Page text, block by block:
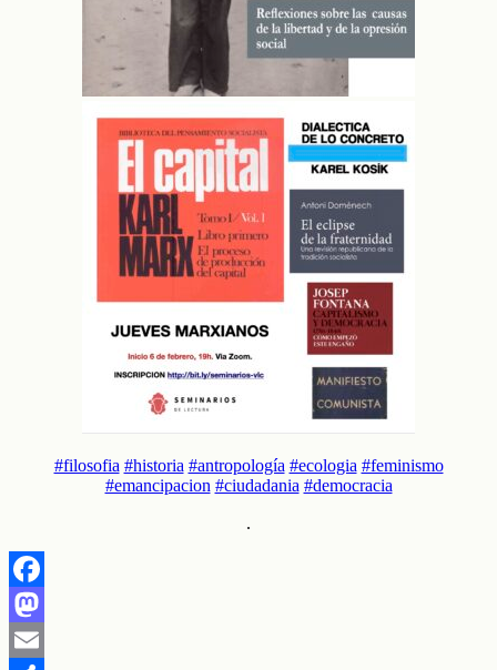
#filosofia #historia #antropología #ecologia #feminismo
#emancipacion #ciudadania #democracia
.
Facebook
Mastodon